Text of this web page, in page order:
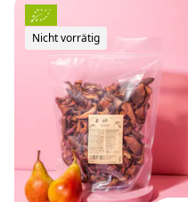
Nicht vorrätig